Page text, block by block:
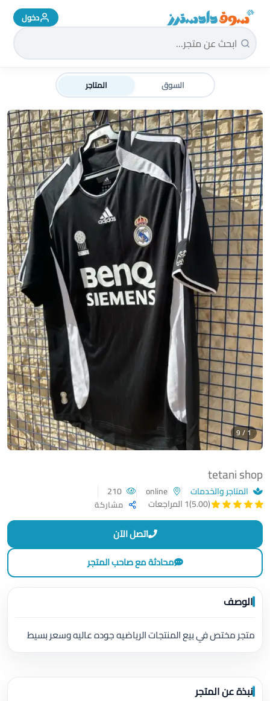
سوق دادسترز الرئيسية دخول
السوق المتاجر
tetani shop
المتاجر والخدمات
(5.00)
1 المراجعات مشاركة
1 / 9
اتصل الآن
محادثة مع صاحب المتجر
الوصف
متجر مختص في بيع المنتجات الرياضيه جوده عاليه وسعر بسيط
نبذة عن المتجر